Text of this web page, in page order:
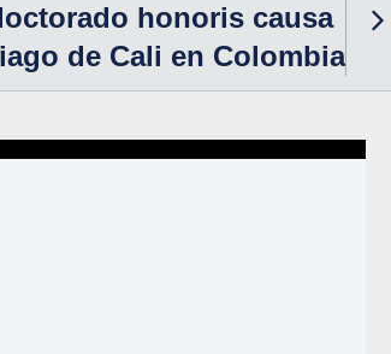
honoris causa
de Cali en Colombia